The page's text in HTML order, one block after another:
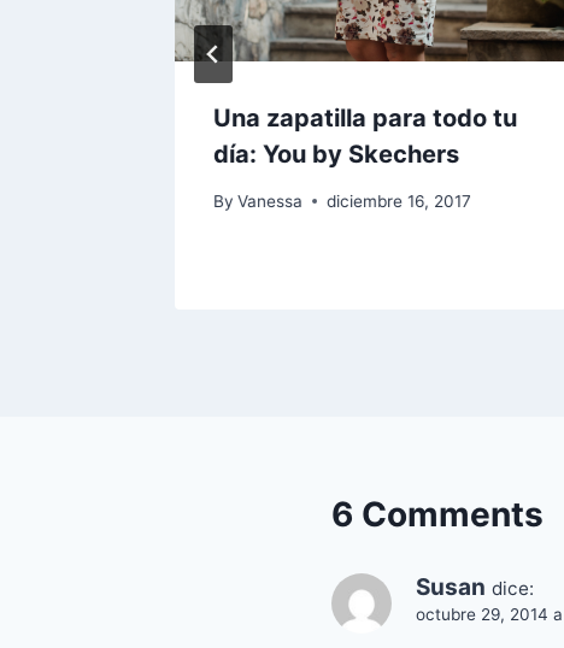
Una zapatilla para todo tu
día: You by Skechers
By Vanessa diciembre 16, 2017
6 Comments
Susan dice:
octubre 29, 2014